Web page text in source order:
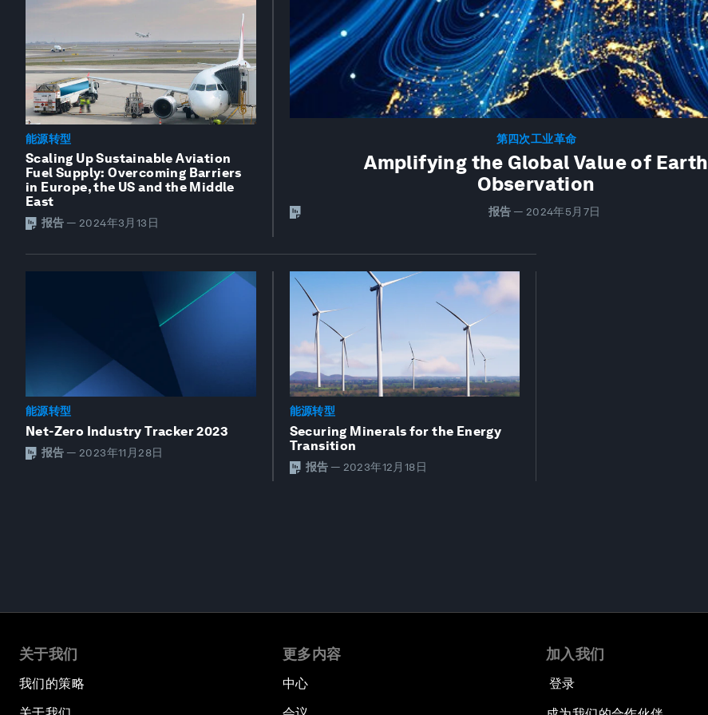
第四次工业革命
Amplifying the Global Value of Earth
Observation
报告 — 2024年5月7日
能源转型
Scaling Up Sustainable Aviation
Fuel Supply: Overcoming Barriers
in Europe, the US and the Middle
East
报告 — 2024年3月13日
能源转型
Net-Zero Industry Tracker 2023
报告 — 2023年11月28日
能源转型
Securing Minerals for the Energy
Transition
报告 — 2023年12月18日
关于我们
我们的策略
更多内容
中心
加入我们
登录